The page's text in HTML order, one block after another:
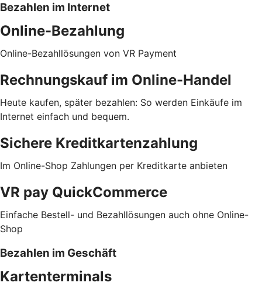
Bezahlen im Internet
Online-Bezahlung
Online-Bezahllösungen von VR Payment
Rechnungskauf im Online-Handel
Heute kaufen, später bezahlen: So werden Einkäufe im
Internet einfach und bequem.
Sichere Kreditkartenzahlung
Im Online-Shop Zahlungen per Kreditkarte anbieten
VR pay QuickCommerce
Einfache Bestell- und Bezahllösungen auch ohne Online-
Shop
Bezahlen im Geschäft
Kartenterminals